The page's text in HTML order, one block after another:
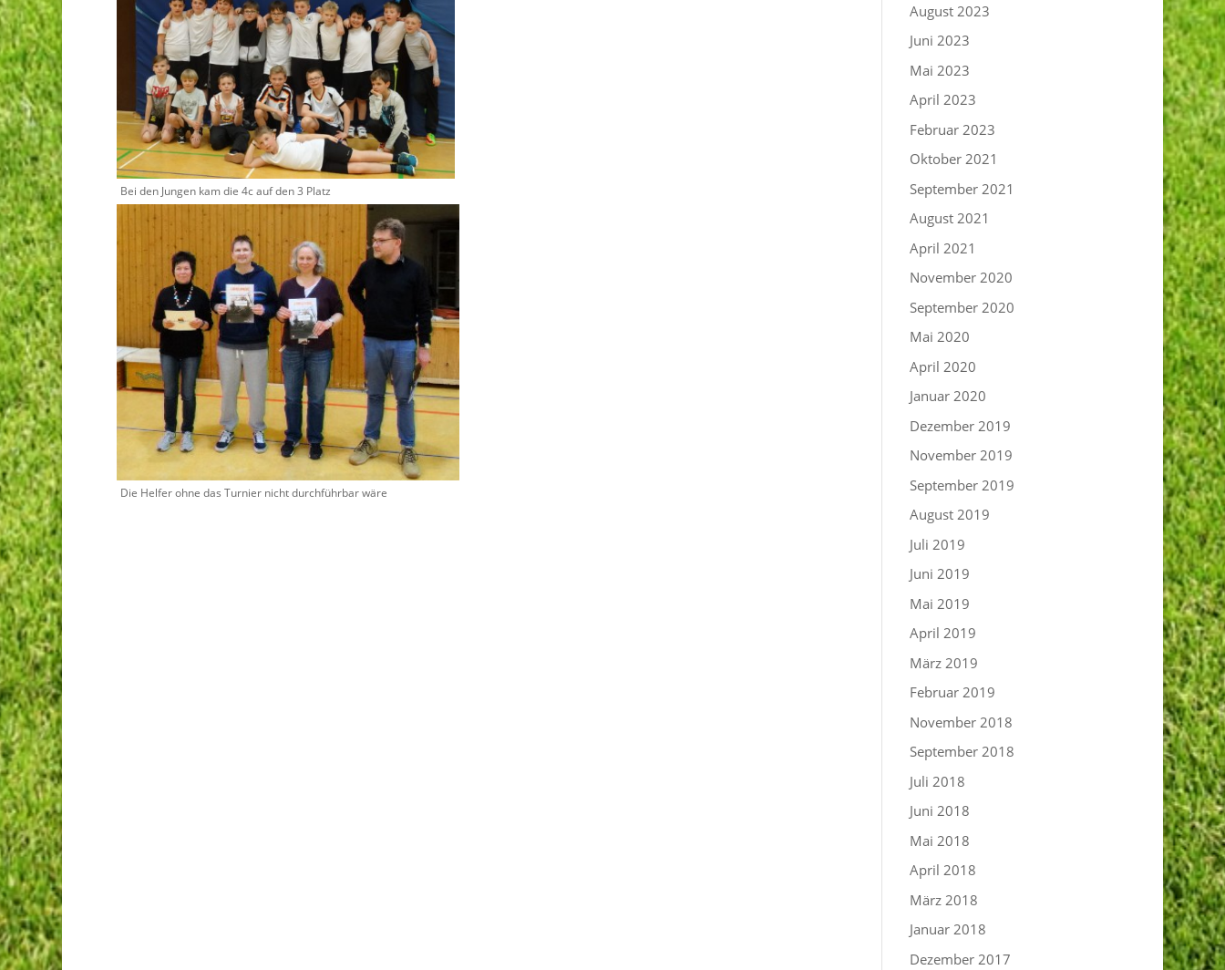
Bei den Jungen kam die 4c auf den 3 Platz
Die Helfer ohne das Turnier nicht durchführbar wäre
August 2023
Juni 2023
Mai 2023
April 2023
Februar 2023
Oktober 2021
September 2021
August 2021
April 2021
November 2020
September 2020
Mai 2020
April 2020
Januar 2020
Dezember 2019
November 2019
September 2019
August 2019
Juli 2019
Juni 2019
Mai 2019
April 2019
März 2019
Februar 2019
November 2018
September 2018
Juli 2018
Juni 2018
Mai 2018
April 2018
März 2018
Januar 2018
Dezember 2017